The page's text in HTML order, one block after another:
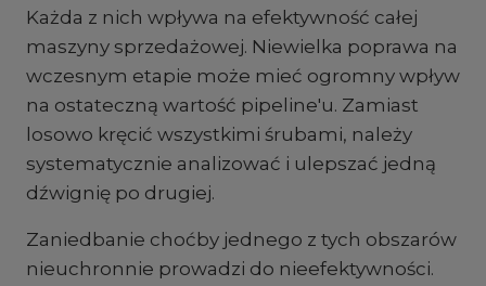
Każda z nich wpływa na efektywność całej
maszyny sprzedażowej. Niewielka poprawa na
wczesnym etapie może mieć ogromny wpływ
na ostateczną wartość pipeline'u. Zamiast
losowo kręcić wszystkimi śrubami, należy
systematycznie analizować i ulepszać jedną
dźwignię po drugiej.
Zaniedbanie choćby jednego z tych obszarów
nieuchronnie prowadzi do nieefektywności.